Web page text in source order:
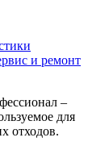
и ремонт
–
для
отходов.